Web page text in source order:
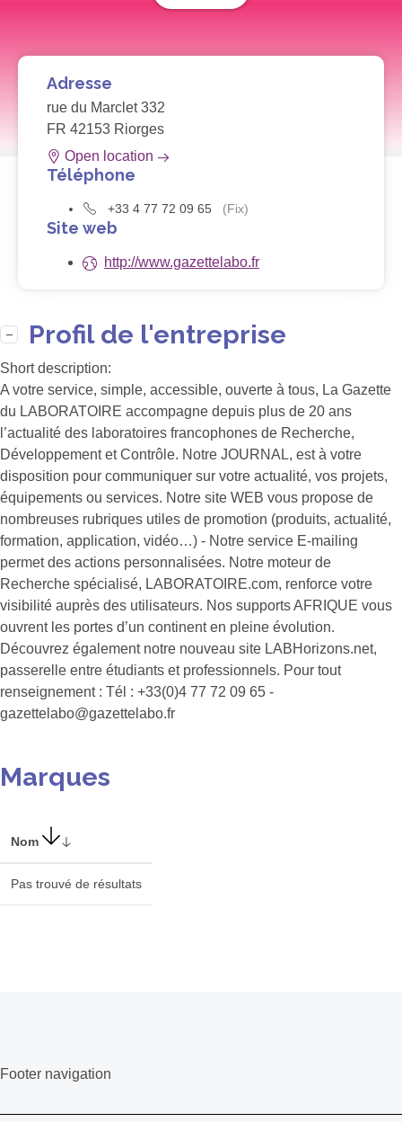
Adresse
rue du Marclet 332
FR 42153 Riorges
Open location
Téléphone
+33 4 77 72 09 65 (Fix)
Site web
http://www.gazettelabo.fr
Profil de l'entreprise
Short description:
A votre service, simple, accessible, ouverte à tous, La Gazette
du LABORATOIRE accompagne depuis plus de 20 ans
l’actualité des laboratoires francophones de Recherche,
Développement et Contrôle. Notre JOURNAL, est à votre
disposition pour communiquer sur votre actualité, vos projets,
équipements ou services. Notre site WEB vous propose de
nombreuses rubriques utiles de promotion (produits, actualité,
formation, application, vidéo…) - Notre service E-mailing
permet des actions personnalisées. Notre moteur de
Recherche spécialisé, LABORATOIRE.com, renforce votre
visibilité auprès des utilisateurs. Nos supports AFRIQUE vous
ouvrent les portes d’un continent en pleine évolution.
Découvrez également notre nouveau site LABHorizons.net,
passerelle entre étudiants et professionnels. Pour tout
renseignement : Tél : +33(0)4 77 72 09 65 -
gazettelabo@gazettelabo.fr
Marques
Nom
Pas trouvé de résultats
Footer navigation